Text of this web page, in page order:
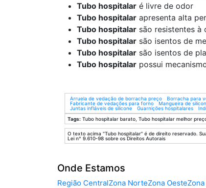
Tubo hospitalar é livre de odor
Tubo hospitalar apresenta alta
Tubo hospitalar são resistentes à
Tubo hospitalar são isentos de
Tubo hospitalar são isentos de
Tubo hospitalar possui
Arruela de vedação de borracha preço Borracha para
Fabricante de vedações para forno
Mangueira de
Juntas infláveis de silicone
Guarnições hospitalares
Tags: Tubo hospitalar barato, Tubo hospitalar melhor
O texto acima "Tubo hospitalar" é de direito reservado.
Lei n° 9.610-98 sobre os Direitos Autorais
Onde Estamos
Região CentralZona NorteZona Oeste